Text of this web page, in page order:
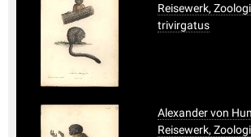
Reisewerk,
trivirgatus
Alexander von
Reisewerk,